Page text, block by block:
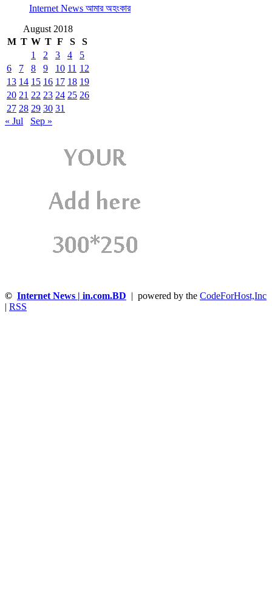
Internet News আমার অহংকার
August 2018
M T W T F S
S
1
2 3 4
5
6
7 8 9 10 11 12
13 14 15 16 17 18 19
20 21 22 23 24 25 26
27 28 29 30 31
« Jul
Sep »
© Internet News | in.com.BD | powered by the CodeForHost,Inc
RSS